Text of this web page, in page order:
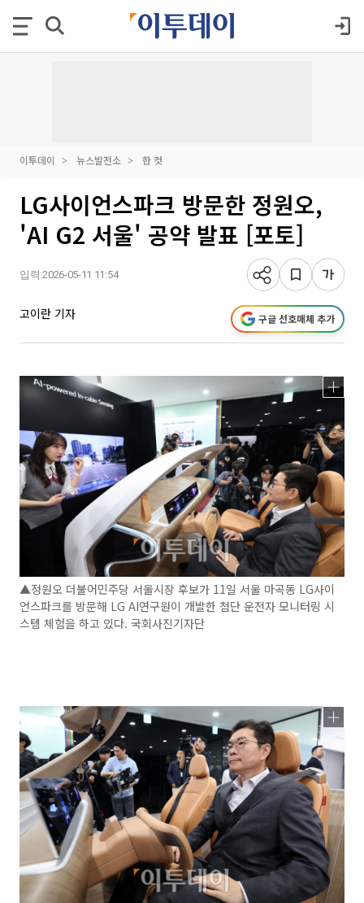
이투데이 뉴스발전소 한 컷
LG사이언스파크 방문한 정원오,
'AI G2 서울' 공약 발표 [포토]
입력 2026-05-11 11:54
고이란 기자 구글 선호매체 추가
▲정원오 더불어민주당 서울시장 후보가 11일 서울 마곡동 LG사이
언스파크를 방문해 LG AI연구원이 개발한 첨단 운전자 모니터링 시
스템 체험을 하고 있다. 국회사진기자단